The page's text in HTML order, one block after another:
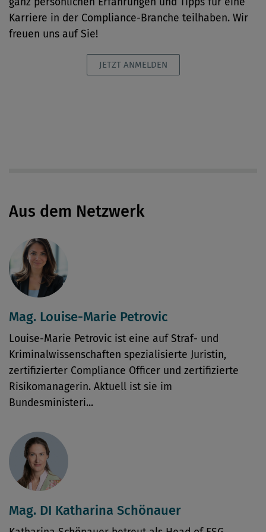
Karriere in der Compliance-Branche teilhaben. Wir
freuen uns auf Sie!
JETZT ANMELDEN
Aus dem Netzwerk
Mag. Louise-Marie Petrovic
Louise-Marie Petrovic ist eine auf Straf- und
Kriminalwissenschaften spezialisierte Juristin,
zertifizierter Compliance Officer und zertifizierte
Risikomanagerin. Aktuell ist sie im
Bundesministeri...
Mag. DI Katharina Schönauer